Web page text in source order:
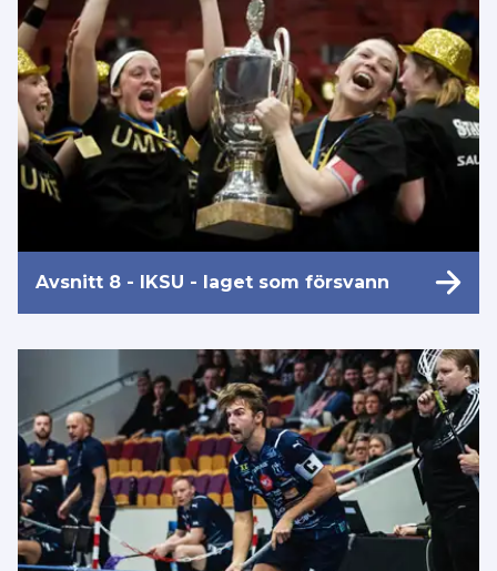
Avsnitt 8 - IKSU - laget som försvann